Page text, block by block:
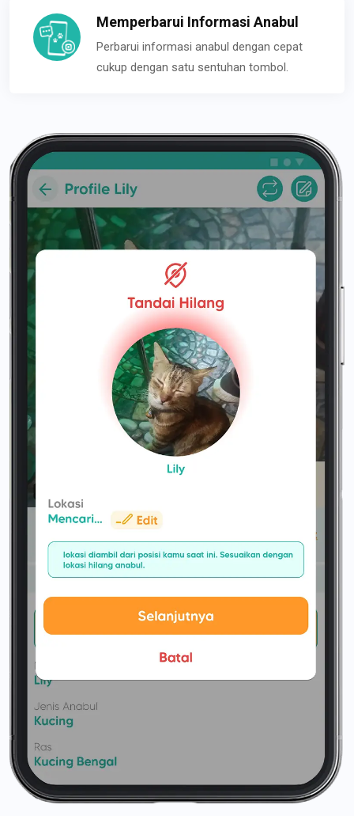
Memperbarui Informasi Anabul
Perbarui informasi anabul dengan cepat
cukup dengan satu sentuhan tombol.